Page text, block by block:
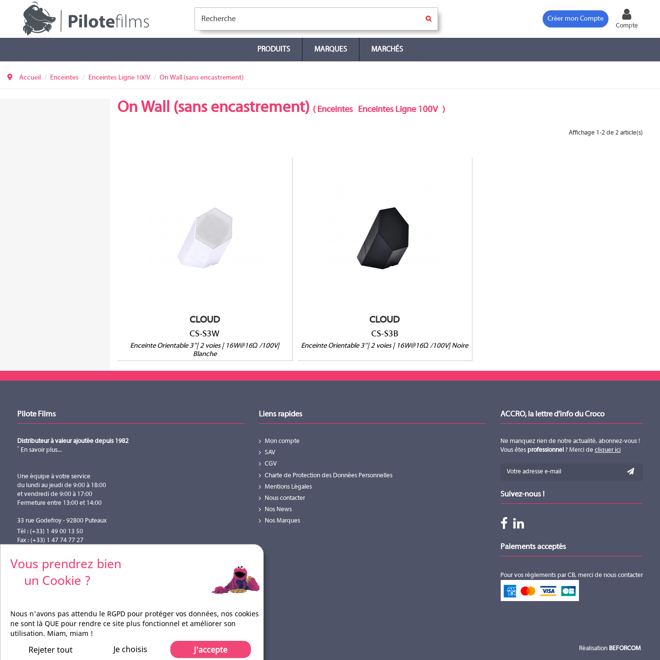
Créer mon Compte
Compte
PRODUITS MARQUES MARCHÉS
Accueil Enceintes Enceintes Ligne 100V On Wall (sans encastrement)
On Wall (sans encastrement) ( Enceintes Enceintes Ligne 100V )
Affichage 1-2 de 2 article(s)
CLOUD
CS-S3W
Enceinte Orientable 3''| 2 voies | 16W@16Ω /100V|
Blanche
CS-S3W
Orientation HP 360°
CLOUD
CS-S3B
Enceinte Orientable 3''| 2 voies | 16W@16Ω /100V| Noire
CS-S3B
16Ω/100V/70V/25V
Orientation HP 360°
Pilote Films
Distributeur à valeur ajoutée depuis 1982
En savoir plus...
Une équipe à votre service
du lundi au jeudi de 9:00 à 18:00
et vendredi de 9:00 à 17:00
Fermeture entre 13:00 et 14:00
33 rue Godefroy - 92800 Puteaux
Tèl : (+33) 1 49 00 13 50
Fax : (+33) 1 47 74 77 27
Liens rapides
Mon compte
SAV
CGV
Charte de Protection des Données Personnelles
Mentions Légales
Nous contacter
Nos News
Nos Marques
Vous prendrez bien
un Cookie ?
Nous n'avons pas attendu le RGPD pour protéger vos données, nos cookies
ne sont là QUE pour rendre ce site plus fonctionnel et améliorer son
utilisation. Miam, miam !
Rejeter tout Je choisis J'accepte
ACCRO, la lettre d'info du Croco
Ne manquez rien de notre actualité, abonnez-vous !
Vous êtes professionnel ? Merci de cliquer ici
Suivez-nous !
Paiements acceptés
Pour vos règlements par CB, merci de nous contacter
Pilote Films Tous droits réservés Réalisation BEFORCOM